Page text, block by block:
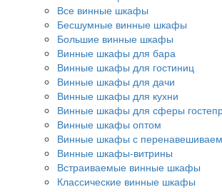
Все винные шкафы
Бесшумные винные шкафы
Большие винные шкафы
Винные шкафы для бара
Винные шкафы для гостиниц
Винные шкафы для дачи
Винные шкафы для кухни
Винные шкафы для сферы
Винные шкафы оптом
Винные шкафы с
Винные шкафы-витрины
Встраиваемые винные шкафы
Классические винные шкафы